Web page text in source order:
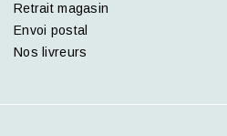
Retrait magasin
Envoi postal
Nos livreurs